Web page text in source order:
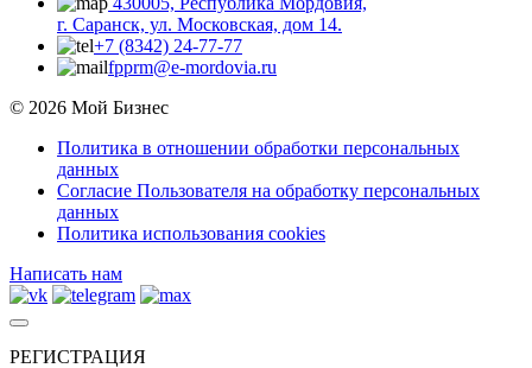
г. Саранск, ул. Московская, дом 14.
+7 (8342) 24-77-77
fpprm@e-mordovia.ru
© 2026 Мой Бизнес
Политика в отношении обработки персональных
данных
Согласие Пользователя на обработку персональных
данных
Политика использования cookies
Написать нам
РЕГИСТРАЦИЯ